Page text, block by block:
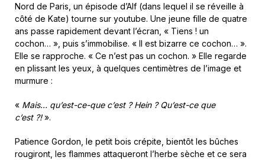
Nord de Paris, un épisode d’Alf (dans lequel il se réveille à
côté de Kate) tourne sur youtube. Une jeune fille de quatre
ans passe rapidement devant l’écran, « Tiens ! un
cochon… », puis s’immobilise. « Il est bizarre ce cochon… ».
Elle se rapproche. « Ce n’est pas un cochon. » Elle regarde
en plissant les yeux, à quelques centimètres de l’image et
murmure :
« Mais… qu’est-ce-que c’est ? Hein ? Qu’est-ce que
c’est ?!».
Patience Gordon, le petit bois crépite, bientôt les bûches
rougiront, les flammes attaqueront l’herbe sèche et ce sera